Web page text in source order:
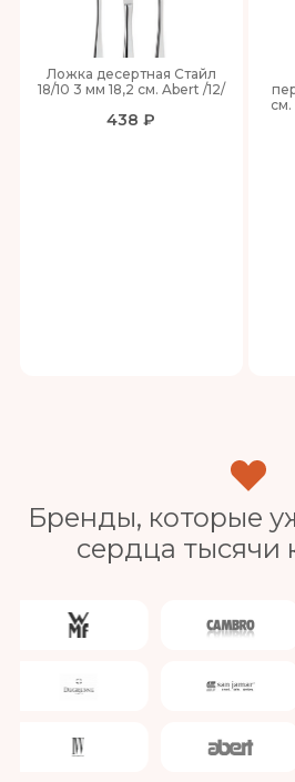
Ложка десертная Стайл
18/10 3 мм 18,2 см. Abert /12/
438 ₽
Бренды, которые
сердца тысячи